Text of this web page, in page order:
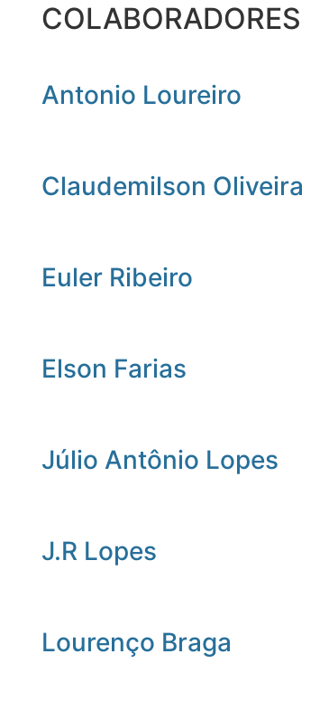
COLABORADORES
Antonio Loureiro
Claudemilson Oliveira
Euler Ribeiro
Elson Farias
Júlio Antônio Lopes
J.R Lopes
Lourenço Braga